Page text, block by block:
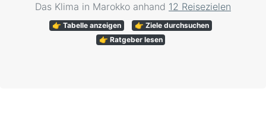
Das Klima in Marokko anhand 12 Reisezielen
👉 Tabelle anzeigen
👉 Ziele durchsuchen
👉 Ratgeber lesen